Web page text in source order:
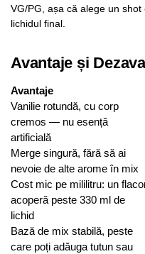
VG/PG, așa că alege un
lichidul final.
Avantaje și
Avantaje
Vanilie rotundă, cu corp
cremos — nu esență
artificială
Merge singură, fără să ai
nevoie de alte arome în mix
Cost mic pe mililitru: un
acoperă peste 330 ml de
lichid
Bază de mix stabilă, peste
care poți adăuga tutun sau